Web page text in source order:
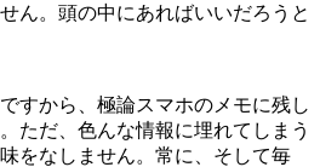
ん。頭の中にあればいいだろうと
すから、極論スマホのメモに残し
ただ、色んな情報に埋れてしまう
をなしません。常に、そして毎